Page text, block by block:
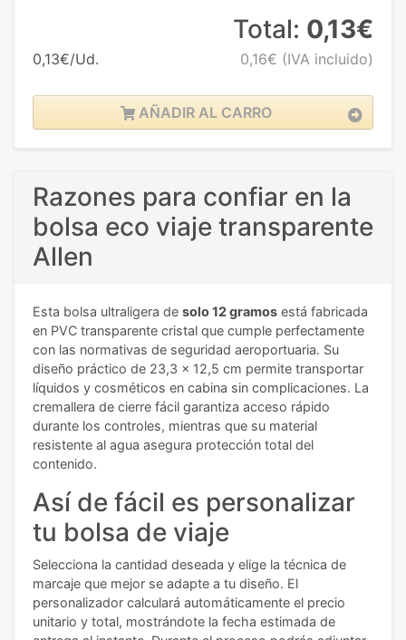
0,13€/Ud.
Total: 0,13€
0,16€ (IVA incluido)
AÑADIR AL CARRO
Razones para confiar en la
bolsa eco viaje transparente
Allen
Esta bolsa ultraligera de solo 12 gramos está fabricada
en PVC transparente cristal que cumple perfectamente
con las normativas de seguridad aeroportuaria. Su
diseño práctico de 23,3 x 12,5 cm permite transportar
líquidos y cosméticos en cabina sin complicaciones. La
cremallera de cierre fácil garantiza acceso rápido
durante los controles, mientras que su material
resistente al agua asegura protección total del
contenido.
Así de fácil es personalizar
tu bolsa de viaje
Selecciona la cantidad deseada y elige la técnica de
marcaje que mejor se adapte a tu diseño. El
personalizador calculará automáticamente el precio
unitario y total, mostrándote la fecha estimada de